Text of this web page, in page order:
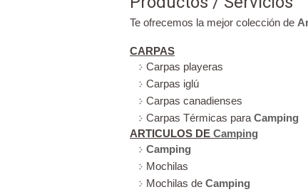
Te ofrecemos la mejor colección de
CARPAS
Carpas playeras
Carpas iglú
Carpas canadienses
Carpas Térmicas para Camping
ARTICULOS DE Camping
Camping
Mochilas
Mochilas de Camping